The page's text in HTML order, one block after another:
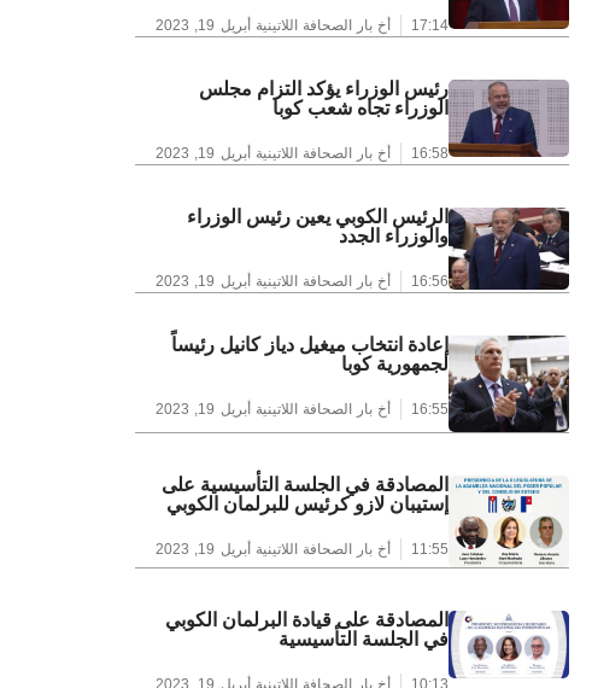
17:14 أخ بار الصحافة اللاتينية أبريل 19, 2023
رئيس الوزراء يؤكد التزام مجلس
الوزراء تجاه شعب كوبا
16:58 أخ بار الصحافة اللاتينية أبريل 19, 2023
الرئيس الكوبي يعين رئيس الوزراء
والوزراء الجدد
16:56 أخ بار الصحافة اللاتينية أبريل 19, 2023
إعادة انتخاب ميغيل دياز كانيل رئيساً
لجمهورية كوبا
16:55 أخ بار الصحافة اللاتينية أبريل 19, 2023
المصادقة في الجلسة التأسيسية على
إستيبان لازو كرئيس للبرلمان الكوبي
11:55 أخ بار الصحافة اللاتينية أبريل 19, 2023
المصادقة على قيادة البرلمان الكوبي
في الجلسة التأسيسية
10:13 أخ بار الصحافة اللاتينيةأبريل 19, 2023